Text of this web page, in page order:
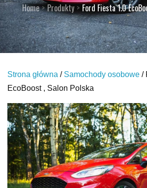
Home Produkty Ford Fiesta 1.0
Strona główna / Samochody osobowe /
EcoBoost , Salon Polska